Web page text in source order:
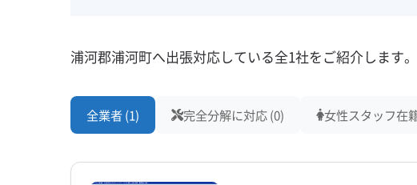
浦河郡浦河町へ出張対応している全1社をご紹介します。
全業者 (1) 完全分解に対応 (0) 女性スタッフ在